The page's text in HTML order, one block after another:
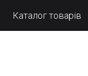
Каталог товарів